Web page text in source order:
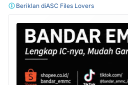
Beriklan diASC Files Lovers